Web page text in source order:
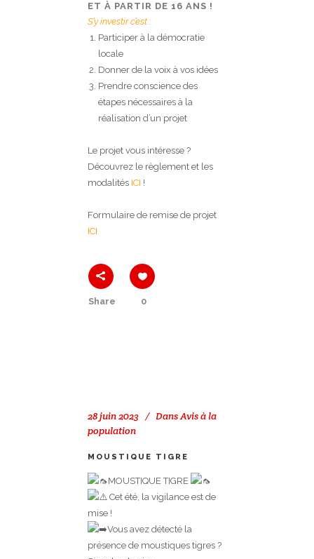
ET À PARTIR DE 16 ANS !
S’y investir c’est :
Participer à la démocratie
locale
Donner de la voix à vos idées
Prendre conscience des
étapes nécessaires à la
réalisation d’un projet
Le projet vous intéresse ?
Découvrez le règlement et les
modalités ICI !
Formulaire de remise de projet
ICI.
Share 0
28 juin 2023 DansAvis à la
population
MOUSTIQUE TIGRE
MOUSTIQUE TIGRE
Cet été, la vigilance est de
mise !
Vous avez détecté la
présence de moustiques tigres ?